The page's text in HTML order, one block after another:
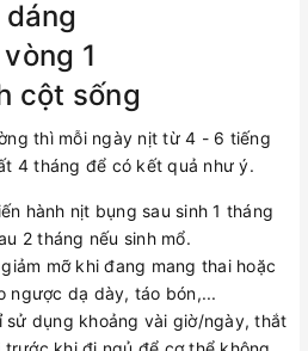
1
cột sống
thì mỗi ngày nịt từ 4 - 6 tiếng
4 tháng để có kết quả như ý.
hành nịt bụng sau sinh 1 tháng
2 tháng nếu sinh mổ.
mỡ khi đang mang thai hoặc
ngược dạ dày, táo bón,...
sử dụng khoảng vài giờ/ngày, thắt